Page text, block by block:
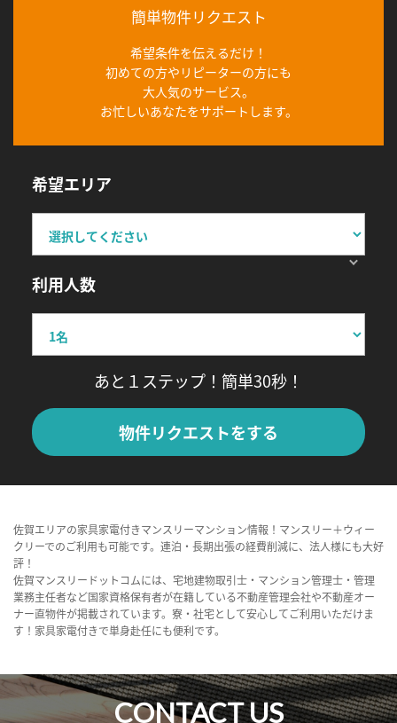
簡単物件リクエスト
希望条件を伝えるだけ！
初めての方やリピーターの方にも
大人気のサービス。
お忙しいあなたをサポートします。
希望エリア
利用人数
あと１ステップ！簡単30秒！
物件リクエストをする
佐賀エリアの家具家電付きマンスリーマンション情報！マンスリー＋ウィー
クリーでのご利用も可能です。連泊・長期出張の経費削減に、法人様にも大好
評！
佐賀マンスリードットコムには、宅地建物取引士・マンション管理士・管理
業務主任者など国家資格保有者が在籍している不動産管理会社や不動産オー
ナー直物件が掲載されています。寮・社宅として安心してご利用いただけま
す！家具家電付きで単身赴任にも便利です。
CONTACT US